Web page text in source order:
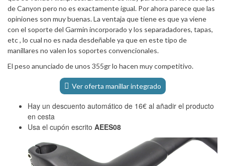
de Canyon pero no es exactamente igual. Por ahora parece que las
opiniones son muy buenas. La ventaja que tiene es que ya viene
con el soporte del Garmin incorporado y los separadadores, tapas,
etc , lo cual no es nada desdeñable ya que en este tipo de
manillares no valen los soportes convencionales.
El peso anunciado de unos 355gr lo hacen muy competitivo.
Ver oferta manillar integrado
Hay un descuento automático de 16€ al añadir el producto
en cesta
Usa el cupón escrito AEES08